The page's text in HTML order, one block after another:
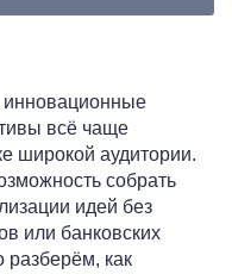
всё чаще
широкой аудитории.
собрать
идей без
или банковских
разберём, как